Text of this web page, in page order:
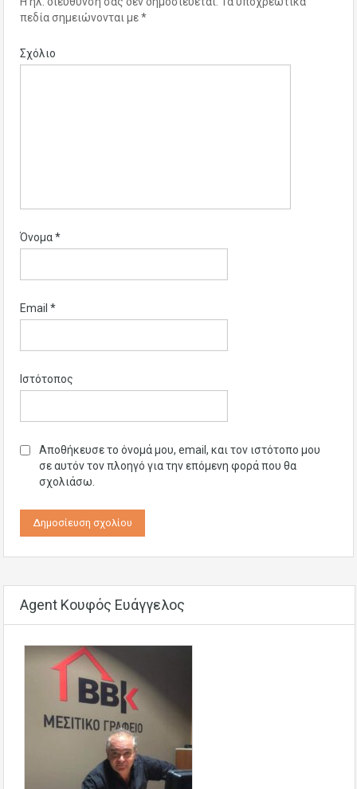
πεδία σημειώνονται με*
Σχόλιο
Όνομα*
Email *
Ιστότοπος
Αποθήκευσε το όνομά μου, email, και τον ιστότοπο μου
σε αυτόν τον πλοηγό για την επόμενη φορά που θα
σχολιάσω.
Agent Κουφός Ευάγγελος